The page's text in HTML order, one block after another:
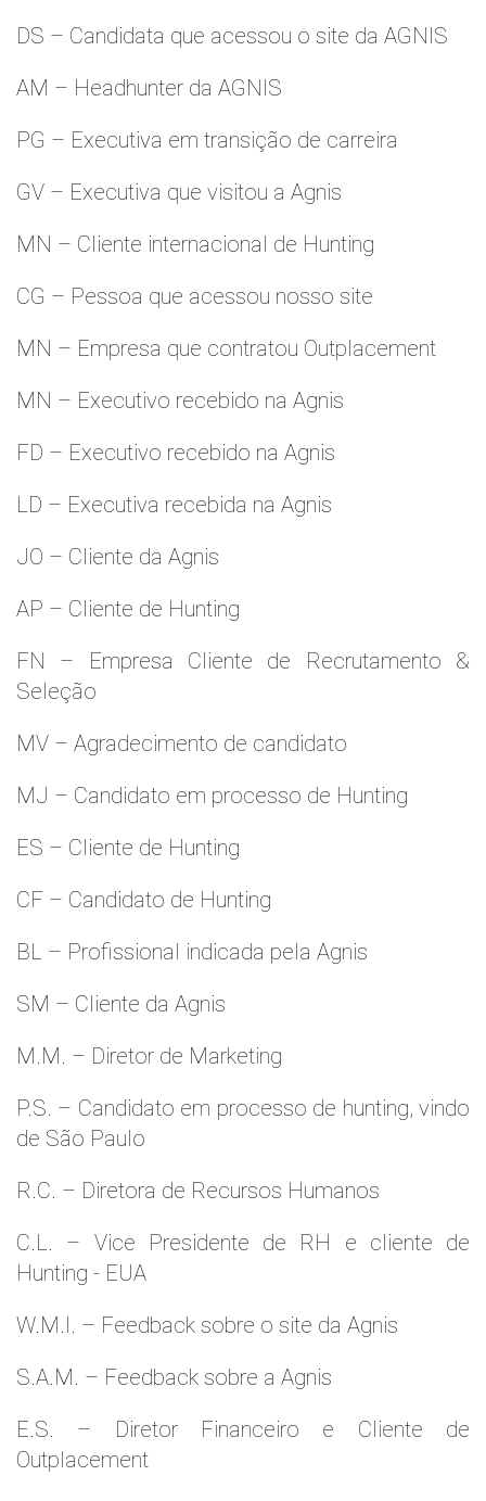
DS – Candidata que acessou o site da AGNIS
AM – Headhunter da AGNIS
PG – Executiva em transição de carreira
GV – Executiva que visitou a Agnis
MN – Cliente internacional de Hunting
CG – Pessoa que acessou nosso site
MN – Empresa que contratou Outplacement
MN – Executivo recebido na Agnis
FD – Executivo recebido na Agnis
LD – Executiva recebida na Agnis
JO – Cliente da Agnis
AP – Cliente de Hunting
FN – Empresa Cliente de Recrutamento &
Seleção
MV – Agradecimento de candidato
MJ – Candidato em processo de Hunting
ES – Cliente de Hunting
CF – Candidato de Hunting
BL – Profissional indicada pela Agnis
SM – Cliente da Agnis
M.M. – Diretor de Marketing
P.S. – Candidato em processo de hunting, vindo
de São Paulo
R.C. – Diretora de Recursos Humanos
C.L. – Vice Presidente de RH e cliente de
Hunting - EUA
W.M.l. – Feedback sobre o site da Agnis
S.A.M. – Feedback sobre a Agnis
E.S. – Diretor Financeiro e Cliente de
Outplacement